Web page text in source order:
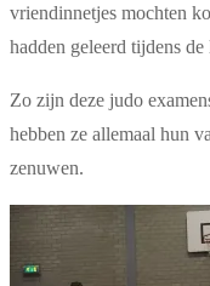
vriendinnetjes mochten
hadden geleerd tijdens de
Zo zijn deze judo
hebben ze allemaal hun
zenuwen.